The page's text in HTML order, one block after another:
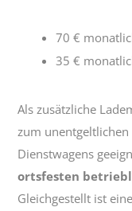
70 €
35 €
Als zusätzliche
zum
Dienstwagens
ortsfesten
Gleichgestellt ist